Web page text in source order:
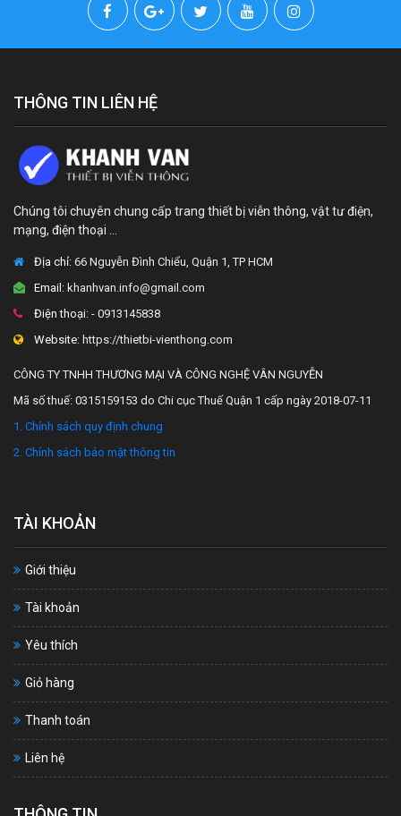
THÔNG TIN LIÊN HỆ
Chúng tôi chuyên chung cấp trang thiết bị viễn thông, vật tư điện,
mạng, điện thoại ...
Địa chỉ: 66 Nguyễn Đình Chiểu, Quận 1, TP HCM
Email: khanhvan.info@gmail.com
Điện thoại: - 0913145838
Website: https://thietbi-vienthong.com
CÔNG TY TNHH THƯƠNG MẠI VÀ CÔNG NGHỆ VÂN NGUYỄN
Mã số thuế: 0315159153 do Chi cục Thuế Quận 1 cấp ngày 2018-07-11
1. Chính sách quy định chung
2. Chính sách bảo mật thông tin
TÀI KHOẢN
Giới thiệu
Tài khoản
Yêu thích
Giỏ hàng
Thanh toán
Liên hệ